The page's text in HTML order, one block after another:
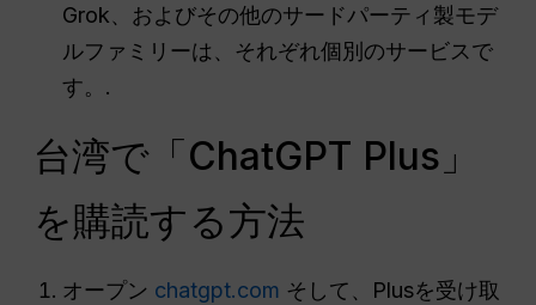
Grok、およびその他のサードパーティ製モデ
ルファミリーは、それぞれ個別のサービスで
す。.
台湾で「ChatGPT Plus」
を購読する方法
オープン chatgpt.com そして、Plusを受け取